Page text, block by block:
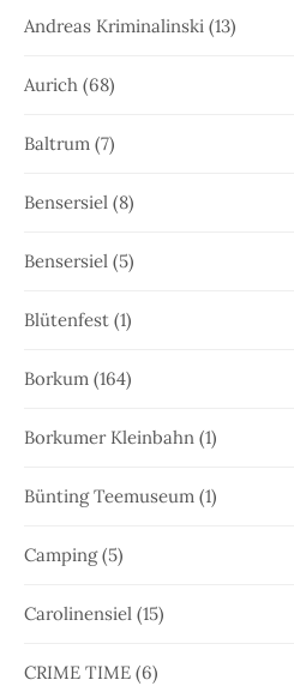
Andreas Kriminalinski (13)
Aurich (68)
Baltrum (7)
Bensersiel (8)
Bensersiel (5)
Blütenfest (1)
Borkum (164)
Borkumer Kleinbahn (1)
Bünting Teemuseum (1)
Camping(5)
Carolinensiel (15)
CRIME TIME (6)